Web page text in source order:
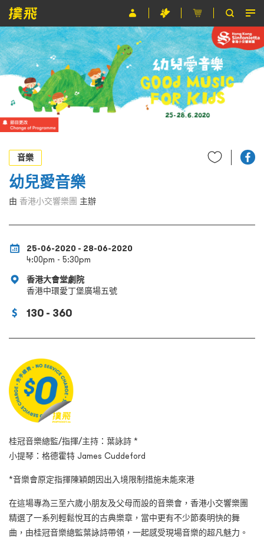
節目
主辦單位
關於撲飛
條款及細則
EN
音樂
幼兒愛音樂
由 香港小交響樂團 主辦
25-06-2020 - 28-06-2020
4:00pm - 5:30pm
香港大會堂劇院
香港中環愛丁堡廣場五號
130 - 360
桂冠音樂總監/指揮/主持：葉詠詩 *
小提琴：格德霍特 James Cuddeford
*音樂會原定指揮陳穎朗因出入境限制措施未能來港
在這場專為三至六歲小朋友及父母而設的音樂會，香港小交響樂團
精選了一系列輕鬆悅耳的古典樂章，當中更有不少節奏明快的舞
曲，由桂冠音樂總監葉詠詩帶領，一起感受現場音樂的超凡魅力。